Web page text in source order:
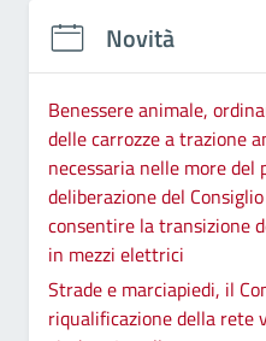
Novità
Benessere animale,
delle carrozze a trazione
necessaria nelle more del
deliberazione del
consentire la transizione
in mezzi elettrici
Strade e marciapiedi, il
riqualificazione della rete